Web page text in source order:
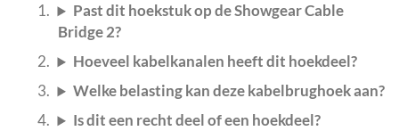
Past dit hoekstuk op de Showgear Cable
Bridge 2?
Hoeveel kabelkanalen heeft dit hoekdeel?
Welke belasting kan deze kabelbrughoek aan?
Is dit een recht deel of een hoekdeel?